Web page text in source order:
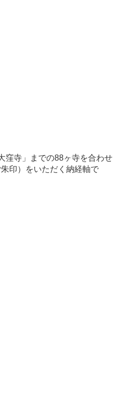
窪寺」までの88ヶ寺を合わせ
印）をいただく納経軸で